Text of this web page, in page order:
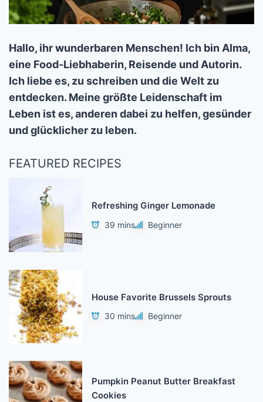
Hallo, ihr wunderbaren Menschen! Ich bin Alma,
eine Food-Liebhaberin, Reisende und Autorin.
Ich liebe es, zu schreiben und die Welt zu
entdecken. Meine größte Leidenschaft im
Leben ist es, anderen dabei zu helfen, gesünder
und glücklicher zu leben.
FEATURED RECIPES
Refreshing Ginger Lemonade
39 mins Beginner
House Favorite Brussels Sprouts
30 mins Beginner
Pumpkin Peanut Butter Breakfast
Cookies